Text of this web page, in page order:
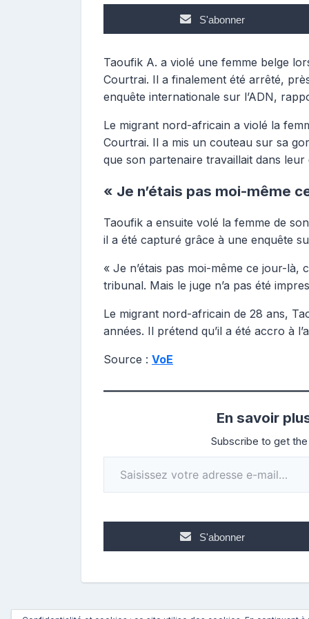
S'abonner
Taoufik A. a violé une femme belge
Courtrai. Il a finalement été arrêté,
enquête internationale sur l’ADN,
Le migrant nord-africain a violé la
Courtrai. Il a mis un couteau sur sa
que son partenaire travaillait dans
« Je n’étais pas moi-même
Taoufik a ensuite volé la femme de
il a été capturé grâce à une enquête
« Je n’étais pas moi-même ce jour-là,
tribunal. Mais le juge n’a pas été
Le migrant nord-africain de 28 ans,
années. Il prétend qu’il a été accro à
Source : VoE
En savoir
Subscribe to get
Saisissez votre adresse e-mail…
S'abonner